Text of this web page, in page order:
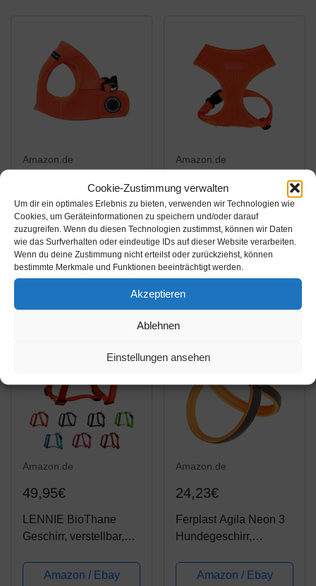
Cookie-Zustimmung verwalten
Um dir ein optimales Erlebnis zu bieten, verwenden wir Technologien wie
Cookies, um Geräteinformationen zu speichern und/oder darauf
zuzugreifen. Wenn du diesen Technologien zustimmst, können wir Daten
wie das Surfverhalten oder eindeutige IDs auf dieser Website verarbeiten.
Wenn du deine Zustimmung nicht erteilst oder zurückziehst, können
bestimmte Merkmale und Funktionen beeinträchtigt werden.
Akzeptieren
Ablehnen
Einstellungen ansehen
Amazon.de
Puppia PAPA-AH1325
Weste Neon Soft, , S,
orange
Amazon / Ebay
Amazon.de
18,04€
Puppia PAPA-AC1325
Geschirr, Neon Soft, S,
orange
Amazon / Ebay
Amazon.de
49,95€
LENNIE BioThane
Geschirr, verstellbar,
Orange,
Amazon / Ebay
Amazon.de
24,23€
Ferplast Agila Neon 3
Hundegeschirr,
x 15 mm
Amazon / Ebay